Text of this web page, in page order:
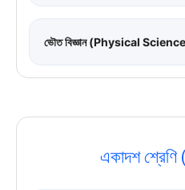
ভৌত বিজ্ঞান (Physical
একাদশ